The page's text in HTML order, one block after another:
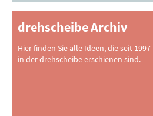
drehscheibe Archiv
Hier finden Sie alle Ideen, die seit 1997
in der drehscheibe erschienen sind.